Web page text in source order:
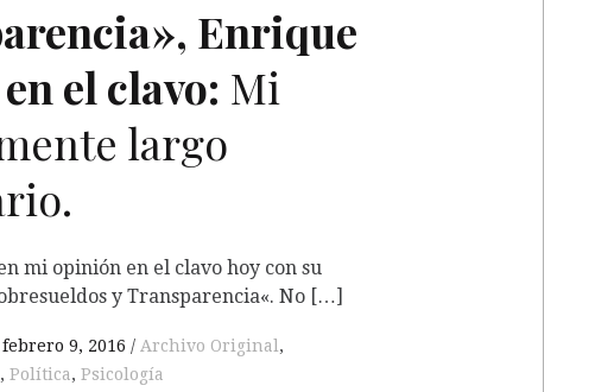
Enrique
el clavo: Mi
largo
mi opinión en el clavo hoy con su
y Transparencia«. No […]
febrero 9, 2016 Archivo Original ,
, Política, Psicología